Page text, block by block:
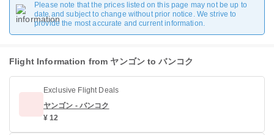
Please note that the prices listed on this page may not be up to
date and subject to change without prior notice. We strive to
provide the most accurate and current information.
Flight Information from ヤンゴン to バンコク
Exclusive Flight Deals
ヤンゴン - バンコク
¥ 12